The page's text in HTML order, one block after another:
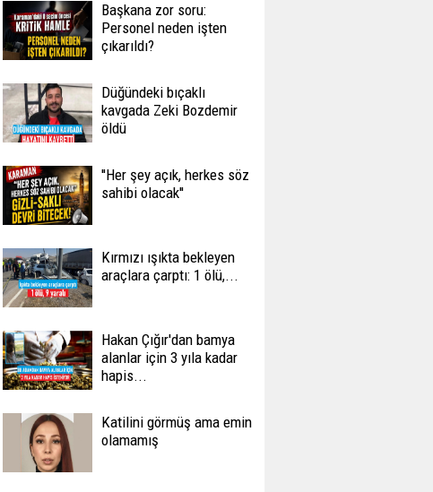
Başkana zor soru:
Personel neden işten
çıkarıldı?
Düğündeki bıçaklı
kavgada Zeki Bozdemir
öldü
''Her şey açık, herkes söz
sahibi olacak''
Kırmızı ışıkta bekleyen
araçlara çarptı: 1 ölü,...
Hakan Çığır'dan bamya
alanlar için 3 yıla kadar
hapis...
Katilini görmüş ama emin
olamamış